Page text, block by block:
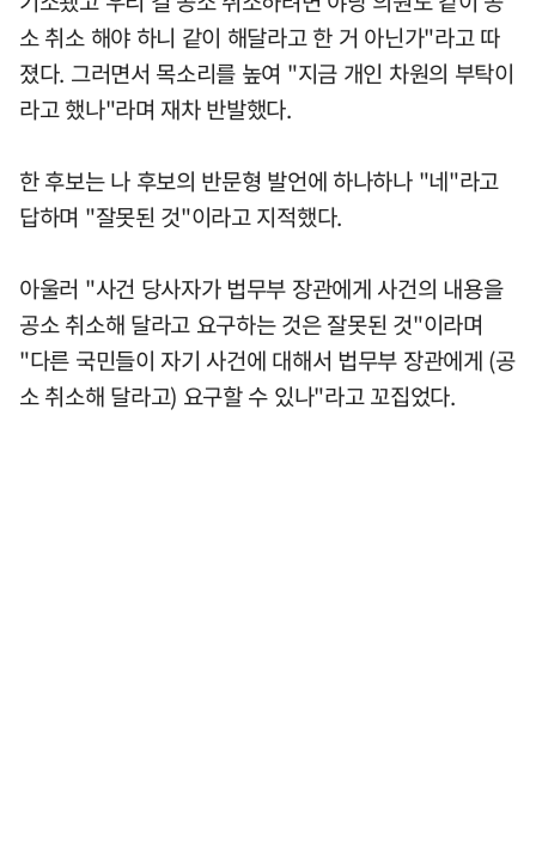
소 취소 해야 하니 같이 해달라고 한 거 아닌가"라고 따
졌다. 그러면서 목소리를 높여 "지금 개인 차원의 부탁이
라고 했나"라며 재차 반발했다.
한 후보는 나 후보의 반문형 발언에 하나하나 "네"라고
답하며 "잘못된 것"이라고 지적했다.
아울러 "사건 당사자가 법무부 장관에게 사건의 내용을
공소 취소해 달라고 요구하는 것은 잘못된 것"이라며
"다른 국민들이 자기 사건에 대해서 법무부 장관에게 (공
소 취소해 달라고) 요구할 수 있나"라고 꼬집었다.